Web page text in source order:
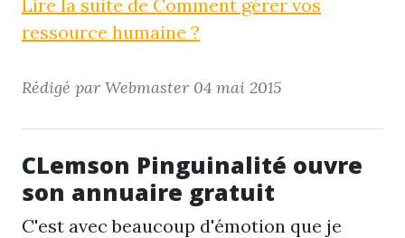
Lire la suite de Comment gérer vos
ressource humaine ?
Rédigé par Webmaster 04 mai 2015
CLemson Pinguinalité ouvre
son annuaire gratuit
C'est avec beaucoup d'émotion que je